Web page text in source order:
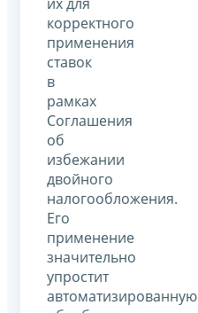
корректного
применения
ставок
в
рамках
Соглашения
об
избежании
двойного
налогообложения.
Его
применение
значительно
упростит
автоматизированную